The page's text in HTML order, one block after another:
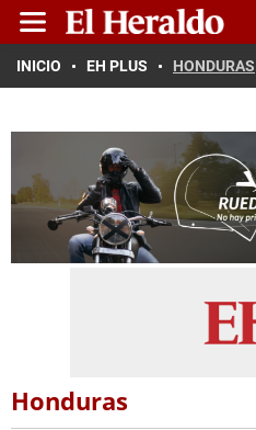
INICIO EH PLUS HONDURAS
Honduras